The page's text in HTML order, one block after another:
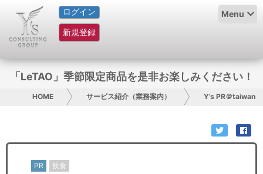
ログイン
新規登録
Menu
HOME
サービス紹介
グループ概要
「LeTAO」季節限定商品を是非お楽しみください！
HOME サービス紹介（業務案内） Y’s PR＠taiwan
PR 飲食